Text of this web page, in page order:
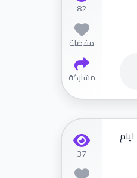
82
مفضلة
مشاركة
ايام
37